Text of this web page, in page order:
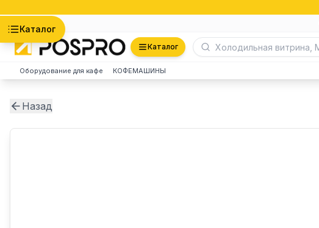
Каталог
Каталог
Оборудование для кафе КОФЕМАШИНЫ
Назад